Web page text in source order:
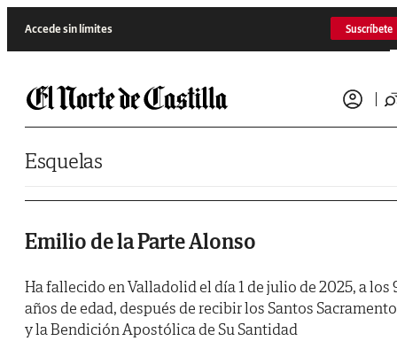
Accede sin límites Suscríbete
Esquelas
Emilio de la Parte Alonso
Ha fallecido en Valladolid el día 1 de julio de 2025, a los
años de edad, después de recibir los Santos
y la Bendición Apostólica de Su Santidad